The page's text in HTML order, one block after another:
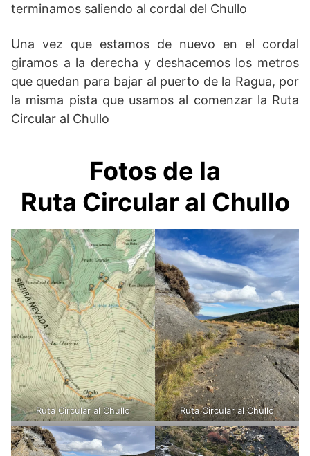
terminamos saliendo al cordal del Chullo
Una vez que estamos de nuevo en el cordal
giramos a la derecha y deshacemos los metros
que quedan para bajar al puerto de la Ragua, por
la misma pista que usamos al comenzar la Ruta
Circular al Chullo
Fotos de la
Ruta Circular al Chullo
Ruta Circular al Chullo Ruta Circular al Chullo